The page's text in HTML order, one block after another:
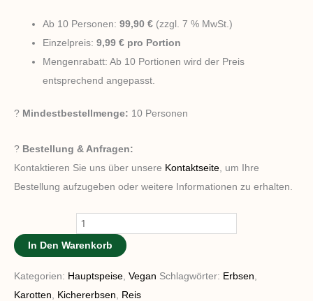
Ab 10 Personen:99,90 € (zzgl. 7 % MwSt.)
Einzelpreis:9,99 € pro Portion
Mengenrabatt: Ab 10 Portionen wird der Preis
entsprechend angepasst.
? Mindestbestellmenge: 10 Personen
? Bestellung & Anfragen:
Kontaktieren Sie uns über unsere Kontaktseite, um Ihre
Bestellung aufzugeben oder weitere Informationen zu erhalten.
In Den Warenkorb
Kategorien: Hauptspeise Vegan Schlagwörter: Erbsen
Karotten
Kichererbsen
Reis